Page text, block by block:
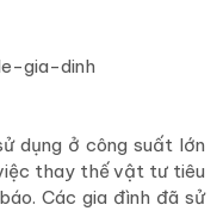
dụng ở công suất lớn
thay thế vật tư tiêu
Các gia đình đã sử